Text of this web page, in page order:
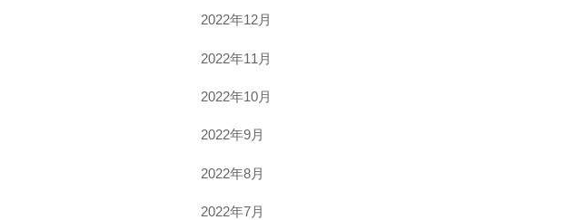
2022年12月
2022年11月
2022年10月
2022年9月
2022年8月
2022年7月